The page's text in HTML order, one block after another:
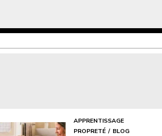
APPRENTISSAGE
PROPRETÉ
BLOG